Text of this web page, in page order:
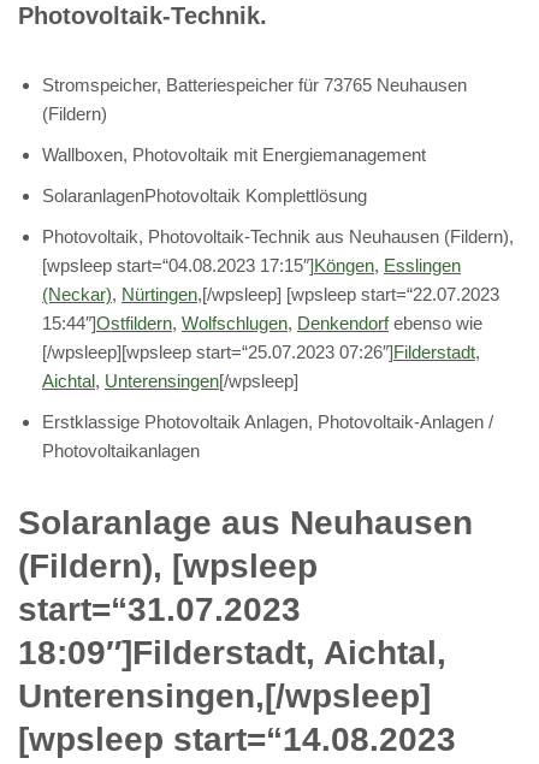
Photovoltaik-Technik.
Stromspeicher, Batteriespeicher für 73765 Neuhausen
(Fildern)
Wallboxen, Photovoltaik mit Energiemanagement
SolaranlagenPhotovoltaik Komplettlösung
Photovoltaik, Photovoltaik-Technik aus Neuhausen (Fildern),
[wpsleep start=“04.08.2023 17:15″]Köngen, Esslingen
(Neckar), Nürtingen,[/wpsleep] [wpsleep start=“22.07.2023
15:44″]Ostfildern, Wolfschlugen, Denkendorfebenso wie
[/wpsleep][wpsleep start=“25.07.2023 07:26″]Filderstadt,
Aichtal, Unterensingen[/wpsleep]
Erstklassige Photovoltaik Anlagen, Photovoltaik-Anlagen /
Photovoltaikanlagen
Solaranlage aus Neuhausen
(Fildern), [wpsleep
start=“31.07.2023
18:09″]Filderstadt, Aichtal,
Unterensingen,[/wpsleep]
[wpsleep start=“14.08.2023